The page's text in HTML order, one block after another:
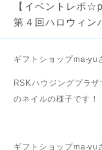
【イベントレポ
第４回ハロウィン
ギフトショップma-yu
RSKハウジングプラ
のネイルの様子です！
ギフトショップma-yu